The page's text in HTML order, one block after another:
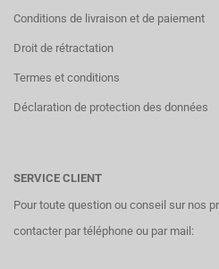
Conditions de livraison et de paiement
Droit de rétractation
Termes et conditions
Déclaration de protection des données
SERVICE CLIENT
Pour toute question ou conseil sur nos
contacter par téléphone ou par mail: